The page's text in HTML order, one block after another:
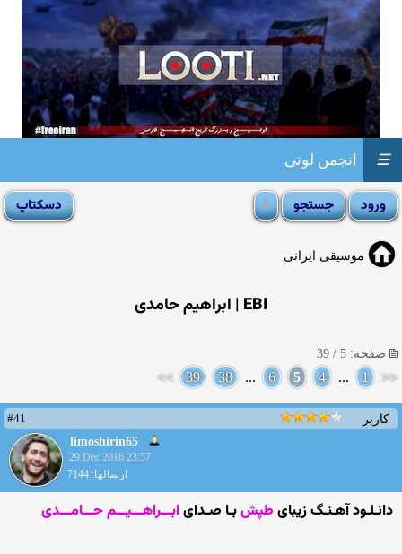
انجمن لوتی ☰
موسیقی ایرانی
EBI | ابراهیم حامدی
صفحه: 5 / 39
<<
1
...
4
5
6
...
38
39
>>
کاربر
#41
limoshirin65
29 Dec 2016 23:57
ارسالها: 7144
دانـلـود آهـنـگ زیبای طپشبـا صـدایابـــراهـــیـــم حـــامـــدی